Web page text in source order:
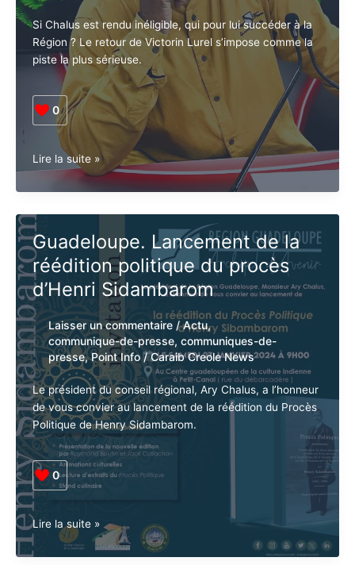
Si Chalus est rendu inéligible, qui pour lui succéder à la
Région ? Le retour de Victorin Lurel s’impose comme la
piste la plus sérieuse.
0
L’après
:
remplacement
ou
petit
remplacement
anbafey
?
Lire la suite »
Guadeloupe. Lancement de la
réédition politique du procès
d’Henri Sidambarom
Laisser un commentaire /Actu,
communique-de-presse, communiques-de-
presse,Point Info/Caraib Creole News
Le président du conseil régional, Ary Chalus, a l’honneur
de vous convier au lancement de la réédition du Procès
Politique de Henry Sidambarom.
0
Guadeloupe.
Lancement
de
Lire la suite »